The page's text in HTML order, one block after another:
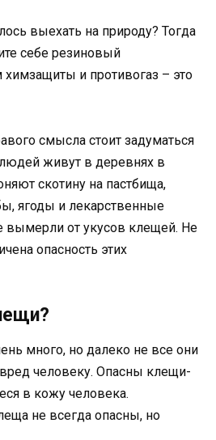
выехать на природу? Тогда
себе резиновый
и противогаз – это
смысла стоит задуматься
живут в деревнях в
скотину на пастбища,
ягоды и лекарственные
вымерли от укусов клещей. Не
опасность этих
много, но далеко не все они
человеку. Опасны клещи-
в кожу человека.
не всегда опасны, но